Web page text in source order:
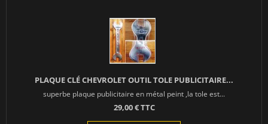
PLAQUE CLÉ CHEVROLET OUTIL TOLE PUBLICITAIRE...
superbe plaque publicitaire en métal peint ,la tole est...
29,00 € TTC